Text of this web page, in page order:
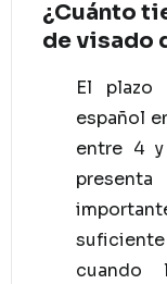
¿Cuánto
de visado
El plazo
español
entre 4
cuando